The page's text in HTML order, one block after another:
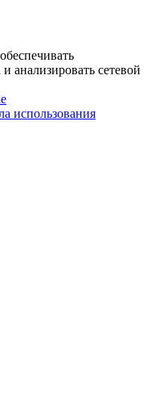
анализировать сетевой
использования